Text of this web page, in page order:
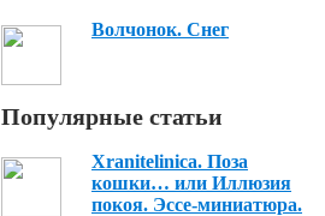
Волчонок. Снег
Популярные статьи
Xranitelinica. Поза
кошки… или Иллюзия
покоя. Эссе-миниатюра.